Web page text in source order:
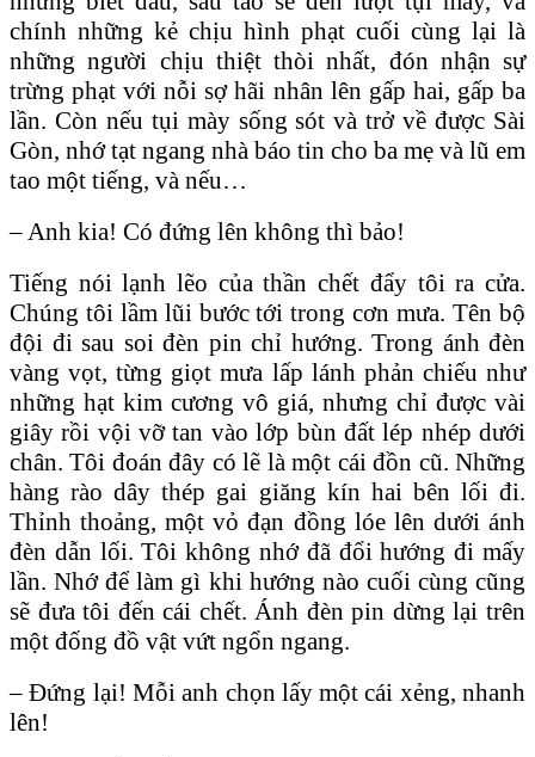
chính những kẻ chịu hình phạt cuối cùng lại là
những người chịu thiệt thòi nhất, đón nhận sự
trừng phạt với nỗi sợ hãi nhân lên gấp hai, gấp ba
lần. Còn nếu tụi mày sống sót và trở về được Sài
Gòn, nhớ tạt ngang nhà báo tin cho ba mẹ và lũ em
tao một tiếng, và nếu…
– Anh kia! Có đứng lên không thì bảo!
Tiếng nói lạnh lẽo của thần chết đẩy tôi ra cửa.
Chúng tôi lầm lũi bước tới trong cơn mưa. Tên bộ
đội đi sau soi đèn pin chỉ hướng. Trong ánh đèn
vàng vọt, từng giọt mưa lấp lánh phản chiếu như
những hạt kim cương vô giá, nhưng chỉ được vài
giây rồi vội vỡ tan vào lớp bùn đất lép nhép dưới
chân. Tôi đoán đây có lẽ là một cái đồn cũ. Những
hàng rào dây thép gai giăng kín hai bên lối đi.
Thỉnh thoảng, một vỏ đạn đồng lóe lên dưới ánh
đèn dẫn lối. Tôi không nhớ đã đổi hướng đi mấy
lần. Nhớ để làm gì khi hướng nào cuối cùng cũng
sẽ đưa tôi đến cái chết. Ánh đèn pin dừng lại trên
một đống đồ vật vứt ngổn ngang.
– Ðứng lại! Mỗi anh chọn lấy một cái xẻng, nhanh
lên!